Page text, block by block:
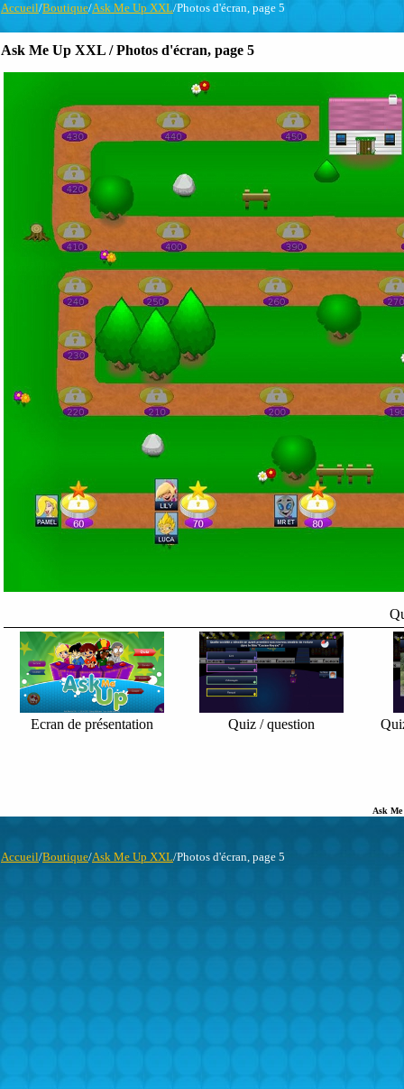
Accueil/Boutique/Ask Me Up XXL/Photos d'écran, page 5
Ask Me Up XXL / Photos d'écran, page 5
Ecran de présentation Quiz / question
Ask
Accueil/Boutique/Ask Me Up XXL/Photos d'écran, page 5